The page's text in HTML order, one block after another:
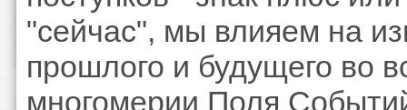
"сейчас", мы влияем на
прошлого и будущего во
многомерии Поля